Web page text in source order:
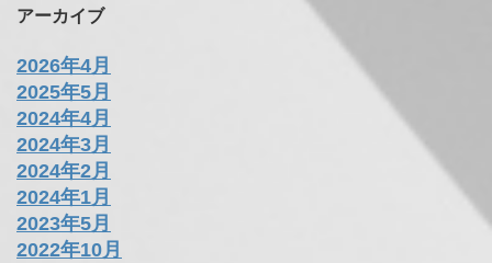
アーカイブ
2026年4月
2025年5月
2024年4月
2024年3月
2024年2月
2024年1月
2023年5月
2022年10月